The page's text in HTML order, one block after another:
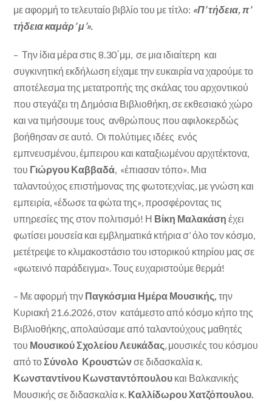
με αφορμή το τελευταίο βιβλίο του με τίτλο: «Π’ τήδεια, π’
τήδεια καμάρ’ μ’».
– Την ίδια μέρα στις 8.30΄μμ, σε μια ιδιαίτερη και
συγκινητική εκδήλωση είχαμε την ευκαιρία να χαρούμε το
αποτέλεσμα της μετατροπής της σκάλας του αρχοντικού
που στεγάζει τη Δημόσια Βιβλιοθήκη, σε εκθεσιακό χώρο
και να τιμήσουμε τους ανθρώπους που αφιλοκερδώς
βοήθησαν σε αυτό. Οι πολύτιμες ιδέες ενός
εμπνευσμένου, έμπειρου και καταξιωμένου αρχιτέκτονα,
του Γιώργου Καββαδά , «έπιασαν τόπο». Μια
ταλαντούχος επιστήμονας της φωτοτεχνίας, με γνώση και
εμπειρία, «έδωσε τα φώτα της», προσφέροντας τις
υπηρεσίες της στον πολιτισμό! Η Βίκη Μαλακάση έχει
φωτίσει μουσεία και εμβληματικά κτήρια σ’ όλο τον κόσμο,
μετέτρεψε το κλιμακοστάσιο του ιστορικού κτηρίου μας σε
«φωτεινό παράδειγμα». Τους ευχαριστούμε θερμά!
– Με αφορμή την Παγκόσμια Ημέρα Μουσικής,την
Κυριακή 21.6.2026, στον κατάμεστο από κόσμο κήπο της
Βιβλιοθήκης, απολαύσαμε από ταλαντούχους μαθητές
του Μουσικού Σχολείου Λευκάδας , μουσικές του κόσμου
από τοΣύνολο Κρουστώνσε διδασκαλία κ.
Κωνσταντίνου Κωνσταντόπουλου και Βαλκανικής
Μουσικής σε διδασκαλία κ. Καλλίδωρου Χατζόπουλου.